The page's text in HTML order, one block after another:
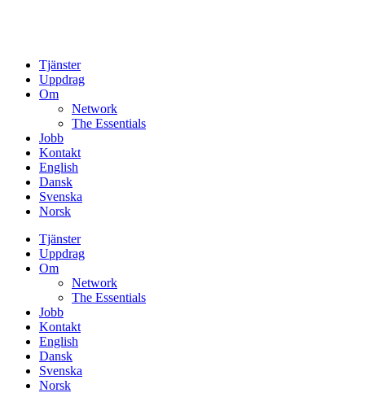
Tjänster
Uppdrag
Om
Network
The Essentials
Jobb
Kontakt
English
Dansk
Svenska
Norsk
Tjänster
Uppdrag
Om
Network
The Essentials
Jobb
Kontakt
English
Dansk
Svenska
Norsk